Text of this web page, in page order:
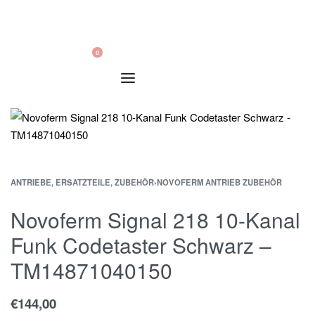
0
ANTRIEBE, ERSATZTEILE, ZUBEHÖR›NOVOFERM ANTRIEB ZUBEHÖR
Novoferm Signal 218 10-Kanal
Funk Codetaster Schwarz –
TM14871040150
€144,00